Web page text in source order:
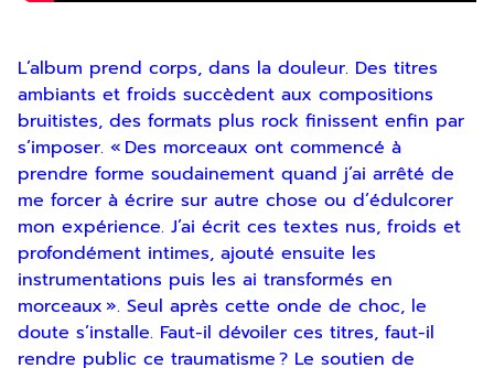
L’album prend corps, dans la douleur. Des titres
ambiants et froids succèdent aux compositions
bruitistes, des formats plus rock finissent enfin par
s’imposer. « Des morceaux ont commencé à
prendre forme soudainement quand j’ai arrêté de
me forcer à écrire sur autre chose ou d’édulcorer
mon expérience. J’ai écrit ces textes nus, froids et
profondément intimes, ajouté ensuite les
instrumentations puis les ai transformés en
morceaux ». Seul après cette onde de choc, le
doute s’installe. Faut-il dévoiler ces titres, faut-il
rendre public ce traumatisme ? Le soutien de